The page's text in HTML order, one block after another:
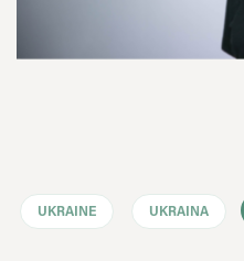
UKRAINE UKRAINA